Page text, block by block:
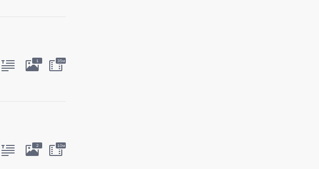
1 35м
2 10м